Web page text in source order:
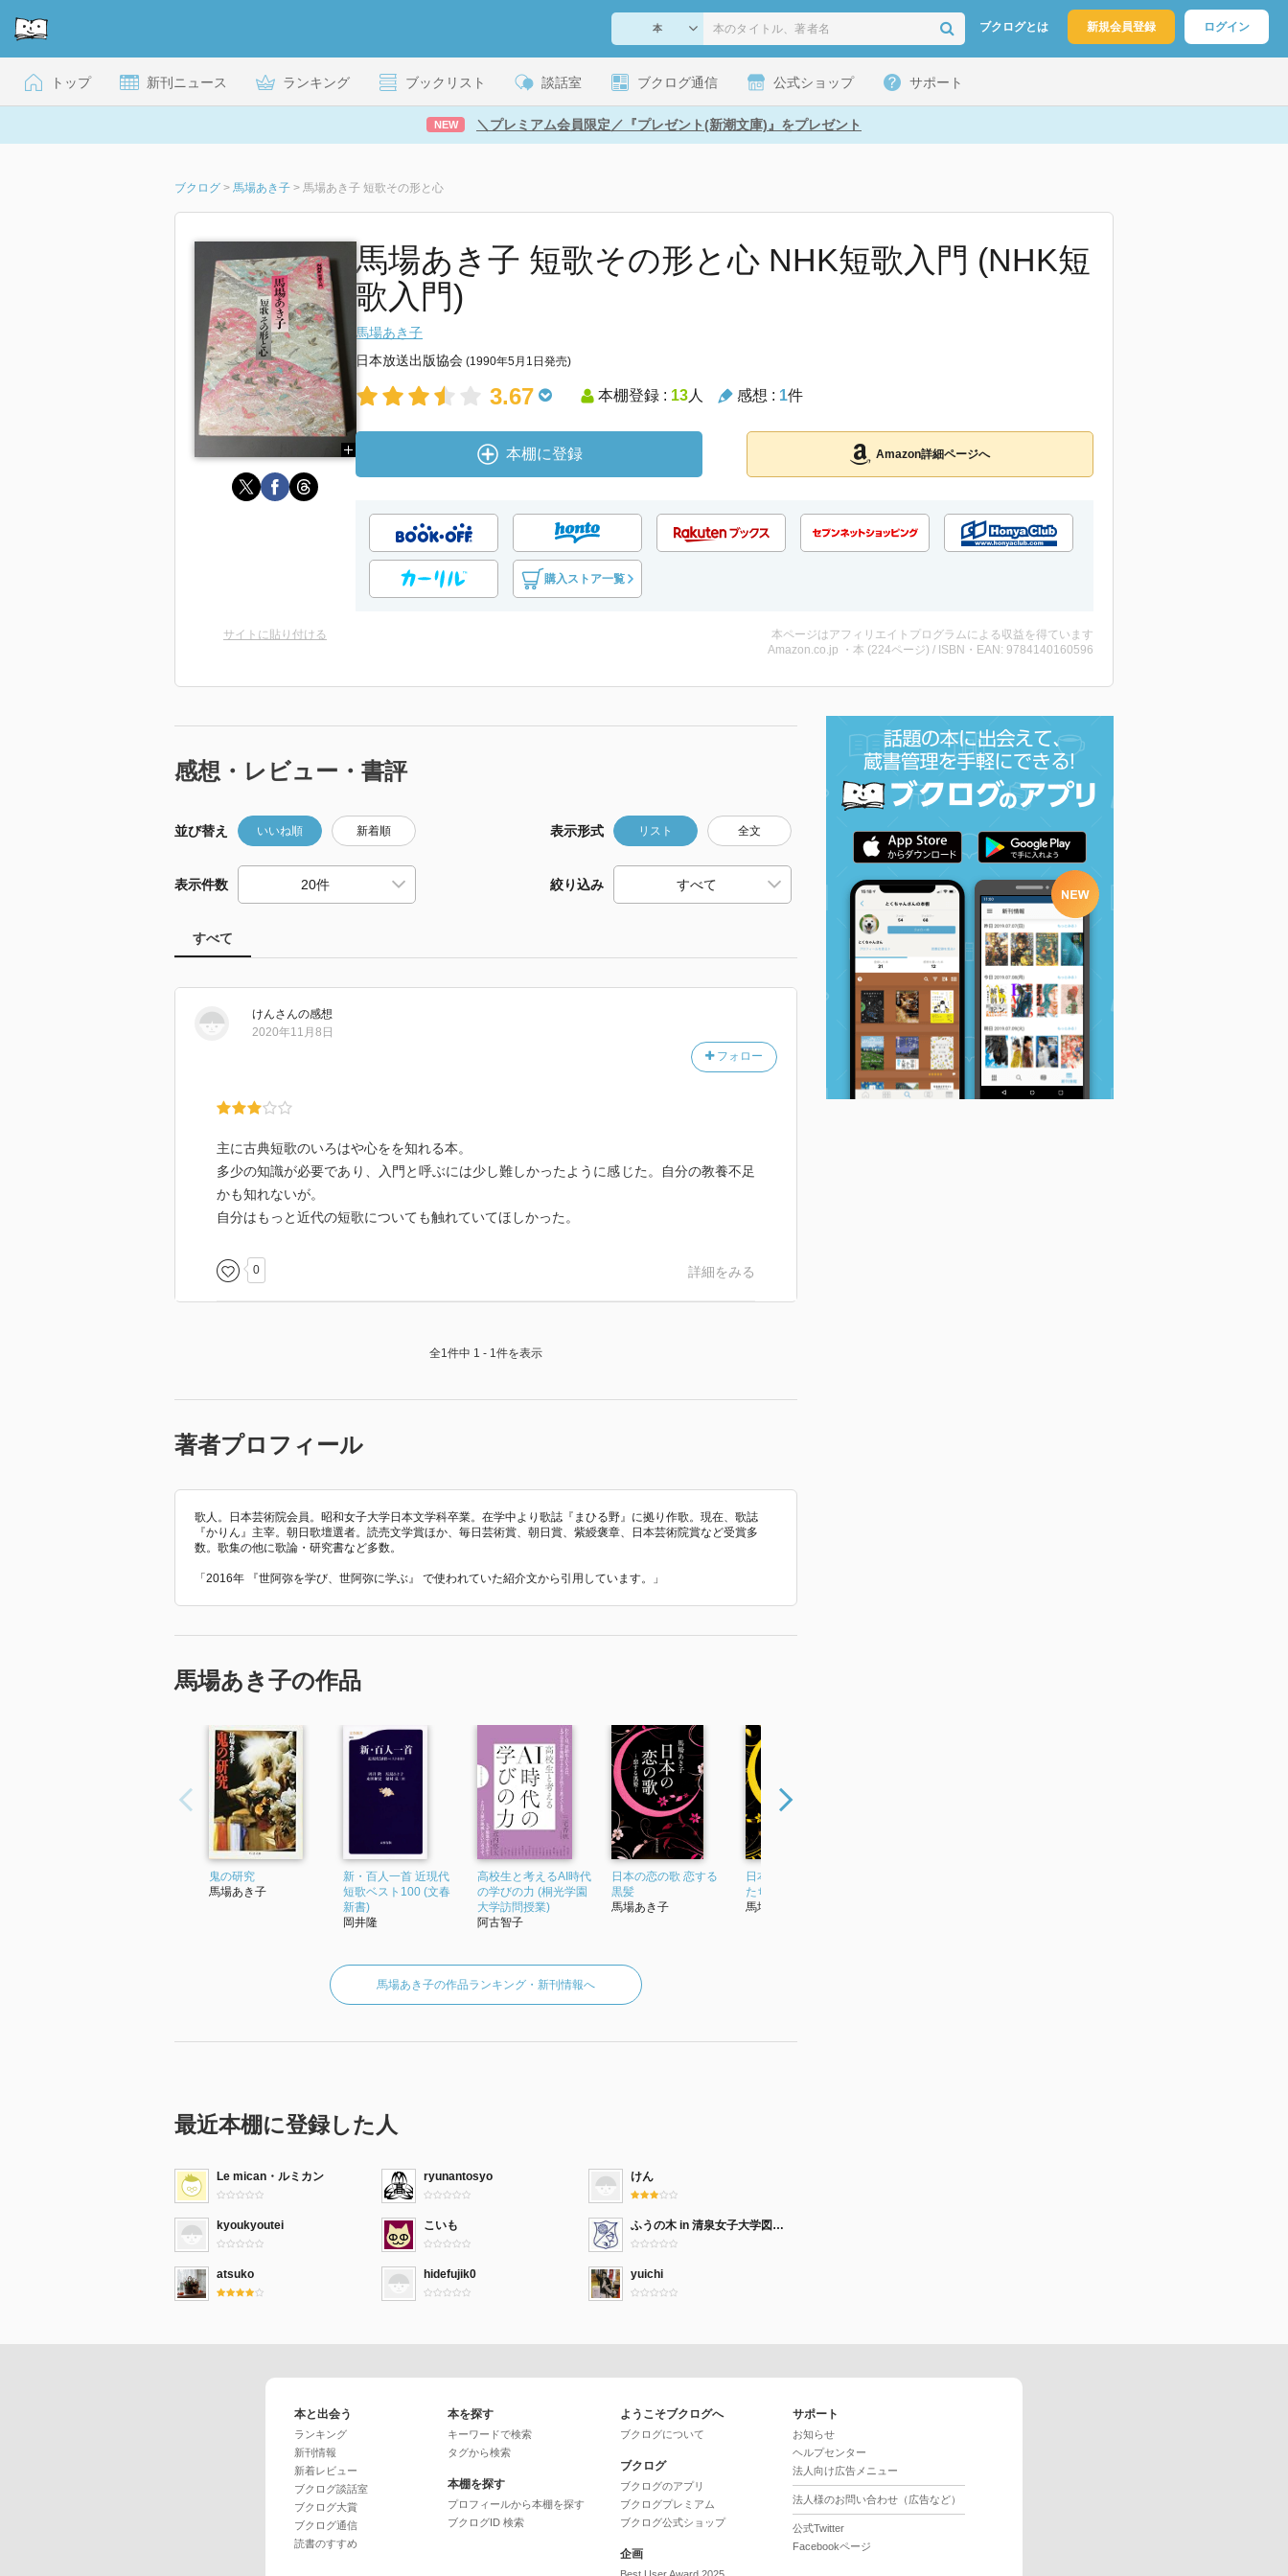
ブクログとは 新規会員登録 ログイン
トップ 新刊ニュース ランキング ブックリスト 談話室 ブクログ通信 公式ショップ サポート
NEW ＼プレミアム会員限定／『プレゼント(新潮文庫)』をプレゼント
ブクログ > 馬場あき子 > 馬場あき子 短歌その形と心
馬場あき子 短歌その形と心 NHK短歌入門 (NHK短
歌入門)
馬場あき子
日本放送出版協会 (1990年5月1日発売)
3.67 本棚登録 : 13人 感想 : 1件
本棚に登録 Amazon詳細ページへ
購入ストア一覧
サイトに貼り付ける
本ページはアフィリエイトプログラムによる収益を得ています
Amazon.co.jp ・本 (224ページ) / ISBN・EAN: 9784140160596
感想・レビュー・書評
並び替え いいね順 新着順 表示形式 リスト 全文
表示件数 絞り込み
すべて
けんさんの感想
フォロー
2020年11月8日
主に古典短歌のいろはや心をを知れる本。
多少の知識が必要であり、入門と呼ぶには少し難しかったように感じた。自分の教養不足
かも知れないが。
自分はもっと近代の短歌についても触れていてほしかった。
0 詳細をみる
全1件中 1 - 1件を表示
著者プロフィール
歌人。日本芸術院会員。昭和女子大学日本文学科卒業。在学中より歌誌『まひる野』に拠り作歌。現在、歌誌
『かりん』主宰。朝日歌壇選者。読売文学賞ほか、毎日芸術賞、朝日賞、紫綬褒章、日本芸術院賞など受賞多
数。歌集の他に歌論・研究書など多数。
「2016年 『世阿弥を学び、世阿弥に学ぶ』 で使われていた紹介文から引用しています。」
馬場あき子の作品
鬼の研究
馬場あき子
新・百人一首 近現代
短歌ベスト100 (文春
新書)
岡井隆
高校生と考えるAI時代
の学びの力 (桐光学園
大学訪問授業)
阿古智子
日本の恋の歌 恋する
黒髪
馬場あき子
日本の恋の歌 貴公子
たちの恋
馬場あき子
馬場あき子の作品ランキング・新刊情報へ
最近本棚に登録した人
Le mican・ルミカン ryunantosyo けん
kyoukyoutei こいも ふうの木 in 清泉女子大学図書館
atsuko hidefujik0 yuichi
本と出会う
ランキング
新刊情報
新着レビュー
ブクログ談話室
ブクログ大賞
ブクログ通信
読書のすすめ
本を探す
キーワードで検索
タグから検索
本棚を探す
プロフィールから本棚を探す
ブクログID 検索
ようこそブクログへ
ブクログについて
ブクログ
ブクログのアプリ
ブクログプレミアム
ブクログ公式ショップ
企画
サポート
お知らせ
ヘルプセンター
法人向け広告メニュー
法人様のお問い合わせ（広告など）
公式Twitter
Facebookページ